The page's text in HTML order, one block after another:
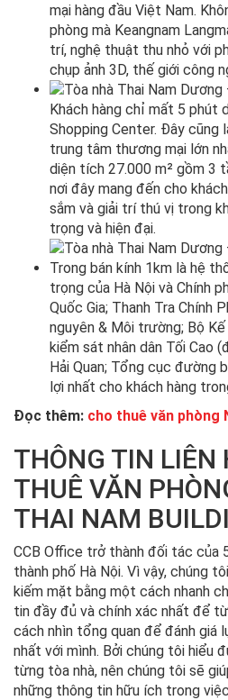
mại hàng đầu Việt Nam.
phòng mà Keangnam
trí, nghệ thuật thu nhỏ với
chụp ảnh 3D, thế giới công
Khách hàng chỉ mất 5 phút
Shopping Center. Đây cũng
trung tâm thương mại lớn
diện tích 27.000 m² gồm 3
nơi đây mang đến cho
sắm và giải trí thú vị trong
trọng và hiện đại.
Trong bán kính 1km là hệ
trọng của Hà Nội và Chính
Quốc Gia; Thanh Tra Chính
nguyên & Môi trường; Bộ
kiểm sát nhân dân Tối Cao
Hải Quan; Tổng cục đường
lợi nhất cho khách hàng
Đọc thêm: cho thuê văn phòng
THÔNG TIN LIÊN
THUÊ VĂN
THAI NAM
CCB Office trở thành đối tác của
thành phố Hà Nội. Vì vậy, chúng
kiếm mặt bằng một cách nhanh
tin đầy đủ và chính xác nhất để
cách nhìn tổng quan để đánh giá
nhất với mình. Bởi chúng tôi hiểu
từng tòa nhà, nên chúng tôi sẽ
những thông tin hữu ích trong